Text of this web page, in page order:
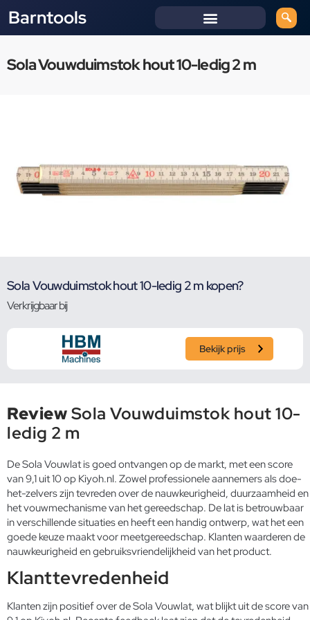
Barntools
Sola Vouwduimstok hout 10-ledig 2 m
Sola Vouwduimstok hout 10-ledig 2 m kopen?
Verkrijgbaar bij
Bekijk prijs
ReviewSola Vouwduimstok hout 10-
ledig 2 m
De Sola Vouwlat is goed ontvangen op de markt, met een score
van 9,1 uit 10 op Kiyoh.nl. Zowel professionele aannemers als doe-
het-zelvers zijn tevreden over de nauwkeurigheid, duurzaamheid en
het vouwmechanisme van het gereedschap. De lat is betrouwbaar
in verschillende situaties en heeft een handig ontwerp, wat het een
goede keuze maakt voor meetgereedschap. Klanten waarderen de
nauwkeurigheid en gebruiksvriendelijkheid van het product.
Klanttevredenheid
Klanten zijn positief over de Sola Vouwlat, wat blijkt uit de score van